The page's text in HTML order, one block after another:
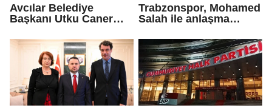
Avcılar Belediye
Başkanı Utku Caner
kararı
Trabzonspor, Mohamed
Salah ile anlaşma